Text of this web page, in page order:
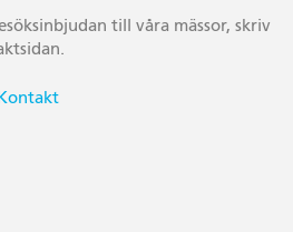
till våra mässor, skriv
Kontakt